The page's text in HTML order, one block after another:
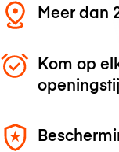
Meer dan
Kom op